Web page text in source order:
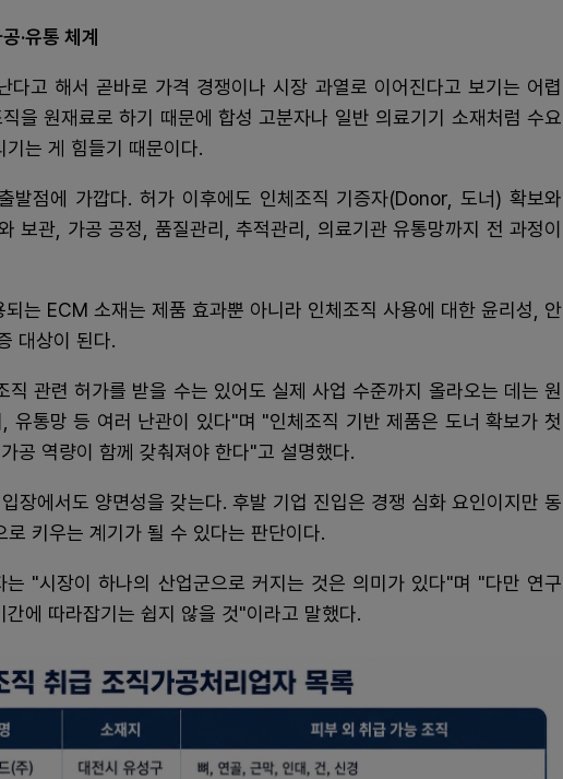
·유통 체계
다고 해서 곧바로 가격 경쟁이나 시장 과열로 이어진다고 보기는 어렵
을 원재료로 하기 때문에 합성 고분자나 일반 의료기기 소재처럼 수요
는 게 힘들기 때문이다.
발점에 가깝다. 허가 이후에도 인체조직 기증자(Donor, 도너) 확보와
보관, 가공 공정, 품질관리, 추적관리, 의료기관 유통망까지 전 과정이
되는 ECM 소재는 제품 효과뿐 아니라 인체조직 사용에 대한 윤리성, 안
대상이 된다.
직 관련 허가를 받을 수는 있어도 실제 사업 수준까지 올라오는 데는 원
유통망 등 여러 난관이 있다"며 "인체조직 기반 제품은 도너 확보가 첫
공 역량이 함께 갖춰져야 한다"고 설명했다.
장에서도 양면성을 갖는다. 후발 기업 진입은 경쟁 심화 요인이지만 동
키우는 계기가 될 수 있다는 판단이다.
"시장이 하나의 산업군으로 커지는 것은 의미가 있다"며 "다만 연구
에 따라잡기는 쉽지 않을 것"이라고 말했다.